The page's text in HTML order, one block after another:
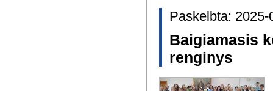
Paskelbta: 2025-
Baigiamasis
renginys